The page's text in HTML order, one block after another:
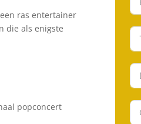
ras entertainer
die als enigste
popconcert